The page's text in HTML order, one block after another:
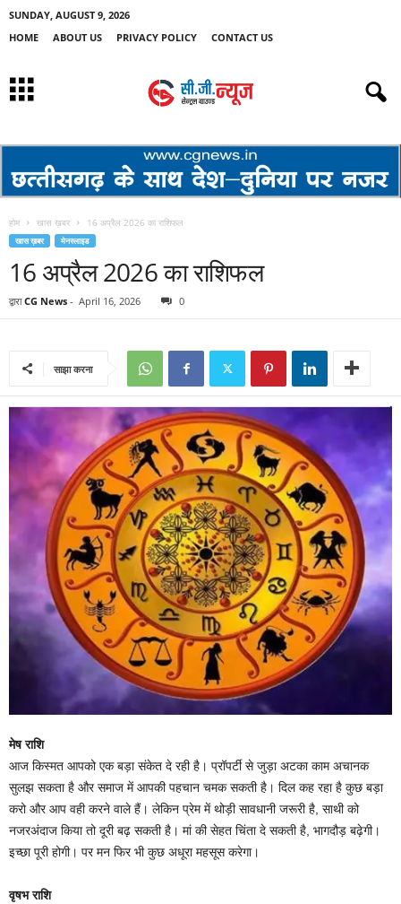
SUNDAY, AUGUST 9, 2026
HOME
ABOUT US PRIVACY POLICY CONTACT US
होम खास ख़बर 16 अप्रैल 2026 का राशिफल
खास ख़बर मेनस्लाइड
16 अप्रैल 2026 का राशिफल
द्वारा CG News - April 16, 2026 0
साझा करना
मेष राशि
आज किस्मत आपको एक बड़ा संकेत दे रही है। प्रॉपर्टी से जुड़ा अटका काम अचानक
सुलझ सकता है और समाज में आपकी पहचान चमक सकती है। दिल कह रहा है कुछ बड़ा
करो और आप वही करने वाले हैं। लेकिन प्रेम में थोड़ी सावधानी जरूरी है, साथी को
नजरअंदाज किया तो दूरी बढ़ सकती है। मां की सेहत चिंता दे सकती है, भागदौड़ बढ़ेगी।
इच्छा पूरी होगी। पर मन फिर भी कुछ अधूरा महसूस करेगा।
वृषभ राशि